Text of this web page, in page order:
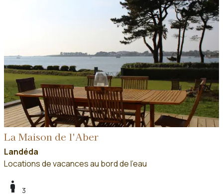
La Maison de l'Aber
Landéda
Locations de vacances au bord de l'eau
boy
3